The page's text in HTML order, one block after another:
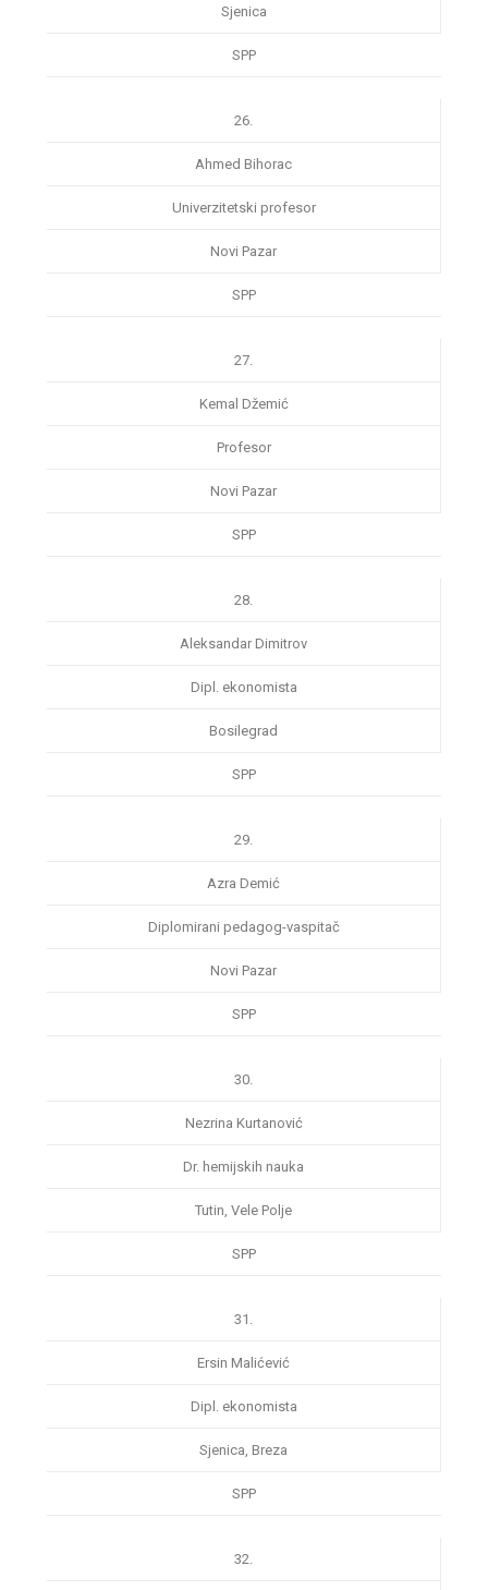
Sjenica
SPP
26.
Ahmed Bihorac
Univerzitetski profesor
Novi Pazar
SPP
27.
Kemal Džemić
Profesor
Novi Pazar
SPP
28.
Aleksandar Dimitrov
Dipl. ekonomista
Bosilegrad
SPP
29.
Azra Demić
Diplomirani pedagog-vaspitač
Novi Pazar
SPP
30.
Nezrina Kurtanović
Dr. hemijskih nauka
Tutin, Vele Polje
SPP
31.
Ersin Malićević
Dipl. ekonomista
Sjenica, Breza
SPP
32.